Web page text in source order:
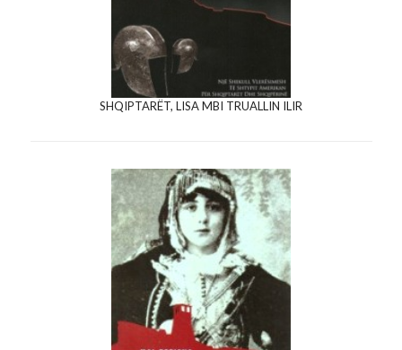
SHQIPTARËT, LISA MBI TRUALLIN ILIR